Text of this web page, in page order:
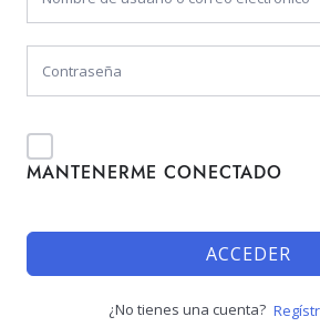
MANTENERME CONECTADO
ACCEDER
¿No tienes una cuenta?